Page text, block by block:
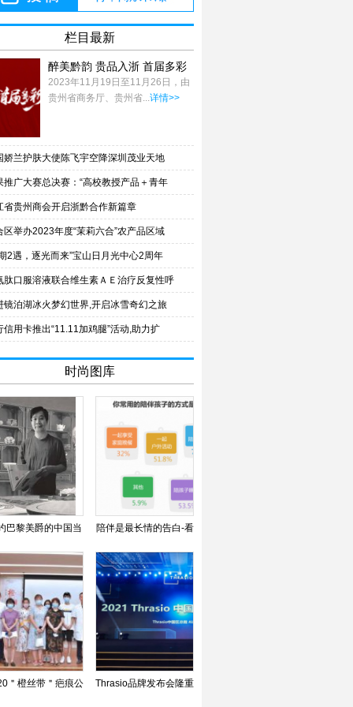
栏目最新
醉美黔韵 贵品入浙 首届多彩
贵州非遗文化-
2023年11月19日至11月26日，由
贵州省商务厅、贵州省...详情>>
娇兰护肤大使陈飞宇空降深圳茂业天地
推广大赛总决赛：“高校教授产品＋青年
省贵州商会开启浙黔合作新篇章
区举办2023年度“茉莉六合”农产品区域
2遇，逐光而来”宝山日月光中心2周年
肽口服溶液联合维生素ＡＥ治疗反复性呼
镜泊湖冰火梦幻世界,开启冰雪奇幻之旅
信用卡推出“11.11加鸡腿”活动,助力扩
时尚图库
巴黎美爵的中国当
名美术家林敦席
陪伴是最长情的告白-看
大国品牌balabala如
＂橙丝带＂疤痕公 Thrasio品牌发布会隆重